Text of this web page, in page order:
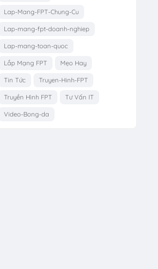
Lap-Mang-FPT-Chung-Cu
Lap-mang-fpt-doanh-nghiep
Lap-mang-toan-quoc
Lắp Mạng FPT Mẹo Hay
Tin Tức Truyen-Hinh-FPT
Truyền Hình FPT Tư Vấn IT
Video-Bong-da